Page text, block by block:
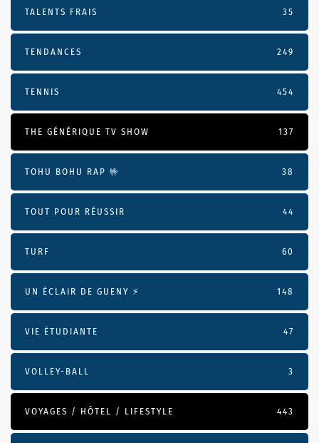
TALENTS FRAIS 35
TENDANCES 249
TENNIS 454
THE GÉNÉRIQUE TV SHOW 137
TOHU BOHU RAP 🤟 38
TOUT POUR RÉUSSIR 44
TURF 60
UN ÉCLAIR DE GUENY ⚡️ 148
VIE ÉTUDIANTE 47
VOLLEY-BALL 3
VOYAGES / HÔTEL / LIFESTYLE 443